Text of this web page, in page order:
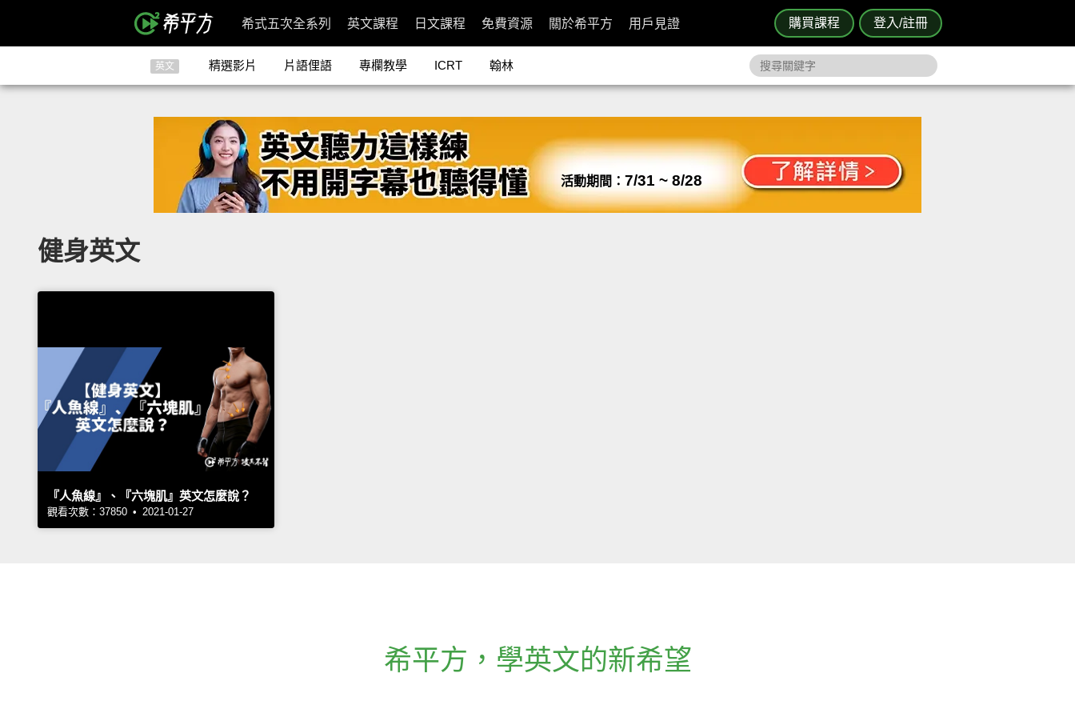
購買課程 登入/註冊
希式五次全系列 英文課程 日文課程 免費資源 關於希平方 用戶見證
英文 精選影片 片語俚語 專欄教學 ICRT 翰林
活動期間： 7/31 ~ 8/28
健身英文
『人魚線』、『六塊肌』英文怎麼說？
觀看次數：37850 • 2021-01-27
希平方 ， 學英文的新希望